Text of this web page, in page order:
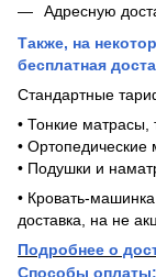
Адресную
Также, на
бесплатная
Стандартные
• Тонкие матрасы,
• Ортопедические
• Подушки и
• Кровать-
доставка, на не
Подробнее о
Способы оплаты: